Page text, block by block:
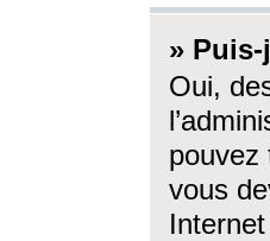
»
Oui,
pouvez
vous